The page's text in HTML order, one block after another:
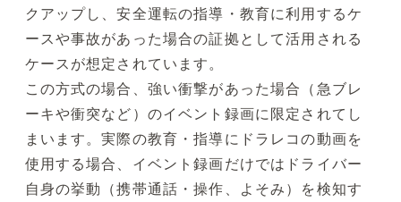
クアップし、安全運転の指導・教育に利用するケ
ースや事故があった場合の証拠として活用される
ケースが想定されています。
この方式の場合、強い衝撃があった場合（急ブレ
ーキや衝突など）のイベント録画に限定されてし
まいます。実際の教育・指導にドラレコの動画を
使用する場合、イベント録画だけではドライバー
自身の挙動（携帯通話・操作、よそみ）を検知す